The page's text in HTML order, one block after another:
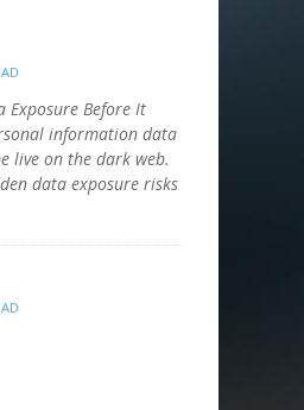
Exposure Before It
information data
live on the dark web.
data exposure risks